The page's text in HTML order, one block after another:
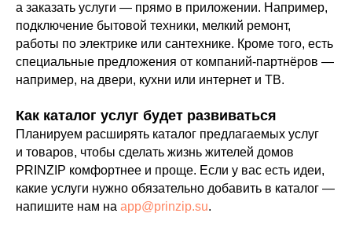
а заказать услуги — прямо в приложении. Например,
подключение бытовой техники, мелкий ремонт,
работы по электрике или сантехнике. Кроме того, есть
специальные предложения от компаний-партнёров —
например, на двери, кухни или интернет и ТВ.
Как каталог услуг будет развиваться
Планируем расширять каталог предлагаемых услуг
и товаров, чтобы сделать жизнь жителей домов
PRINZIP комфортнее и проще. Если у вас есть идеи,
какие услуги нужно обязательно добавить в каталог —
напишите нам на app@prinzip.su.